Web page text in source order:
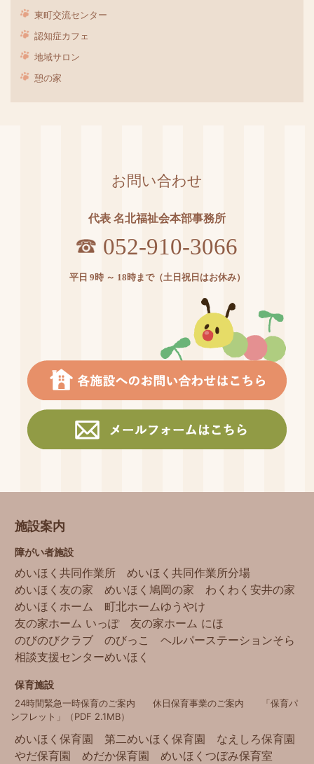
東町交流センター
認知症カフェ
地域サロン
憩の家
お問い合わせ
代表 名北福祉会本部事務所
052-910-3066
平日 9時 ～ 18時まで（土日祝日はお休み）
施設案内
障がい者施設
めいほく共同作業所
めいほく共同作業所分場
めいほく友の家
めいほく鳩岡の家
わくわく安井の家
めいほくホーム
町北ホームゆうやけ
友の家ホーム いっぽ
友の家ホーム にほ
のびのびクラブ
のびっこ
ヘルパーステーションそら
相談支援センターめいほく
保育施設
24時間緊急一時保育のご案内 休日保育事業のご案内
「保育パ
ンフレット」（PDF 2.1MB）
めいほく保育園 第二めいほく保育園
なえしろ保育園
やだ保育園
めだか保育園
めいほくつぼみ保育室